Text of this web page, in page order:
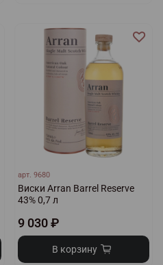
арт.9680
Виски Arran Barrel Reserve
43% 0,7 л
9 030 ₽
В корзину